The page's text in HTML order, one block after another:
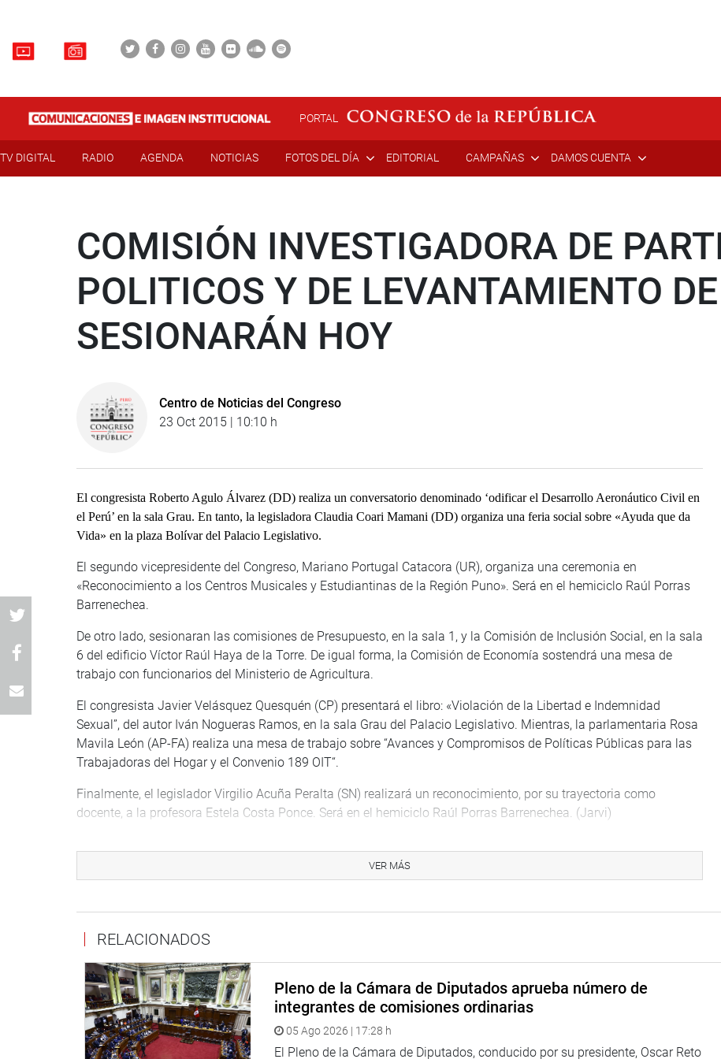
PORTAL
TV DIGITAL RADIO AGENDA NOTICIAS FOTOS DEL DÍA EDITORIAL CAMPAÑAS DAMOS CUENTA
COMISIÓN INVESTIGADORA DE
POLITICOS Y DE LEVANTAMIENTO
SESIONARÁN HOY
Centro de Noticias del Congreso
23 Oct 2015 | 10:10 h
El congresista Roberto Agulo Álvarez (DD) realiza un conversatorio denominado ‘odificar el Desarrollo Aeronáutico Civil en
el Perú’ en la sala Grau. En tanto, la legisladora Claudia Coari Mamani (DD) organiza una feria social sobre «Ayuda que da
Vida» en la plaza Bolívar del Palacio Legislativo.
El segundo vicepresidente del Congreso, Mariano Portugal Catacora (UR), organiza una ceremonia en
«Reconocimiento a los Centros Musicales y Estudiantinas de la Región Puno». Será en el hemiciclo Raúl Porras
Barrenechea.
De otro lado, sesionaran las comisiones de Presupuesto, en la sala 1, y la Comisión de Inclusión Social, en la sala
6 del edificio Víctor Raúl Haya de la Torre. De igual forma, la Comisión de Economía sostendrá una mesa de
trabajo con funcionarios del Ministerio de Agricultura.
El congresista Javier Velásquez Quesquén (CP) presentará el libro: «Violación de la Libertad e Indemnidad
Sexual”, del autor Iván Nogueras Ramos, en la sala Grau del Palacio Legislativo. Mientras, la parlamentaria Rosa
Mavila León (AP-FA) realiza una mesa de trabajo sobre “Avances y Compromisos de Políticas Públicas para las
Trabajadoras del Hogar y el Convenio 189 OIT“.
Finalmente, el legislador Virgilio Acuña Peralta (SN) realizará un reconocimiento, por su trayectoria como
docente, a la profesora Estela Costa Ponce. Será en el hemiciclo Raúl Porras Barrenechea. (Jarvi)
Puede encontrar más información en nuestra página web y redes sociales.
http://www.congreso.gob.pe/
Twitter: https://twitter.com/congresoperu
http://www.youtube.com/congresoperu
VER MÁS
RELACIONADOS
Pleno de la Cámara de Diputados aprueba número de
integrantes de comisiones ordinarias
05 Ago 2026 | 17:28 h
El Pleno de la Cámara de Diputados, conducido por su presidente, Oscar Reto